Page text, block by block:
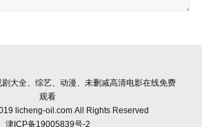
大全、综艺、动漫、未删减高清电影在线免费
观看
licheng-oil.com All Rights Reserved
津ICP备19005839号-2